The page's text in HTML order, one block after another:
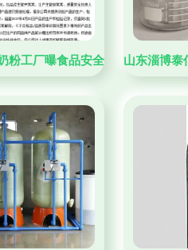
、贵州、云南为例
粉工厂曝食品安全隐患 实验室不
山东淄博泰